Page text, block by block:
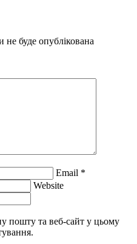
буде опублікована
Email *
Website
пошту та веб-сайт у цьому